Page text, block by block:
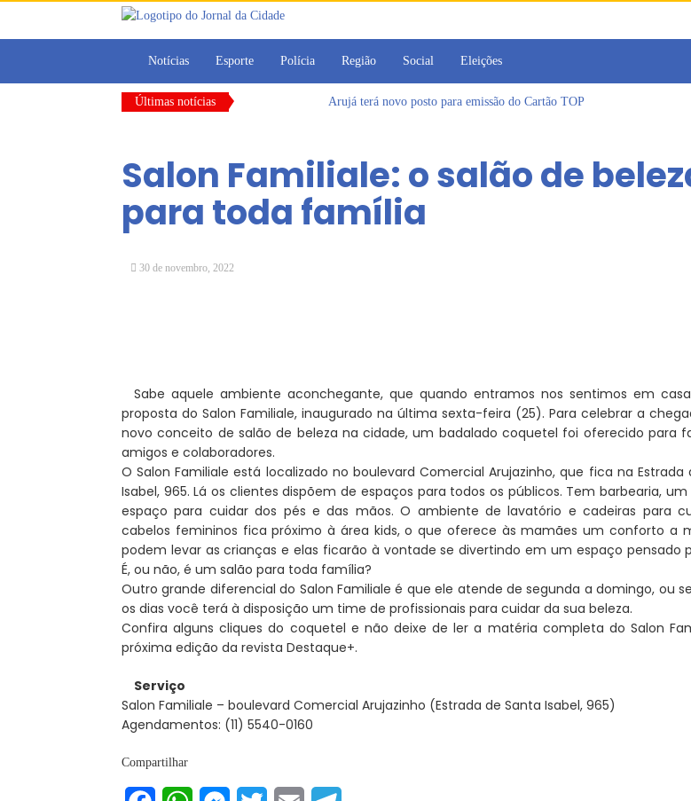
Notícias Esporte Polícia Região Social Eleições
Últimas notícias
Arujá terá novo posto para emissão do Cartão TOP
Dalvana Penha toma posse como vereadora durante sessão da Câmara de
Escola do Legislativo de Arujá entrega 1 tonelada de alimentos ao
Arujá promove 2º encontro da Jornada de Conhecimento em Bem-Estar
Salon Familiale: o salão de
para toda família
30 de novembro, 2022
Sabe aquele ambiente aconchegante, que quando entramos nos sentimos em
proposta do Salon Familiale, inaugurado na última sexta-feira (25). Para celebrar a
novo conceito de salão de beleza na cidade, um badalado coquetel foi oferecido para
amigos e colaboradores.
O Salon Familiale está localizado no boulevard Comercial Arujazinho, que fica na Estrada
Isabel, 965. Lá os clientes dispõem de espaços para todos os públicos. Tem barbearia,
espaço para cuidar dos pés e das mãos. O ambiente de lavatório e cadeiras para
cabelos femininos fica próximo à área kids, o que oferece às mamães um conforto a
podem levar as crianças e elas ficarão à vontade se divertindo em um espaço pensado
É, ou não, é um salão para toda família?
Outro grande diferencial do Salon Familiale é que ele atende de segunda a domingo, ou
os dias você terá à disposição um time de profissionais para cuidar da sua beleza.
Confira alguns cliques do coquetel e não deixe de ler a matéria completa do Salon
próxima edição da revista Destaque+.
Serviço
Salon Familiale – boulevard Comercial Arujazinho (Estrada de Santa Isabel, 965)
Agendamentos: (11) 5540-0160
Compartilhar